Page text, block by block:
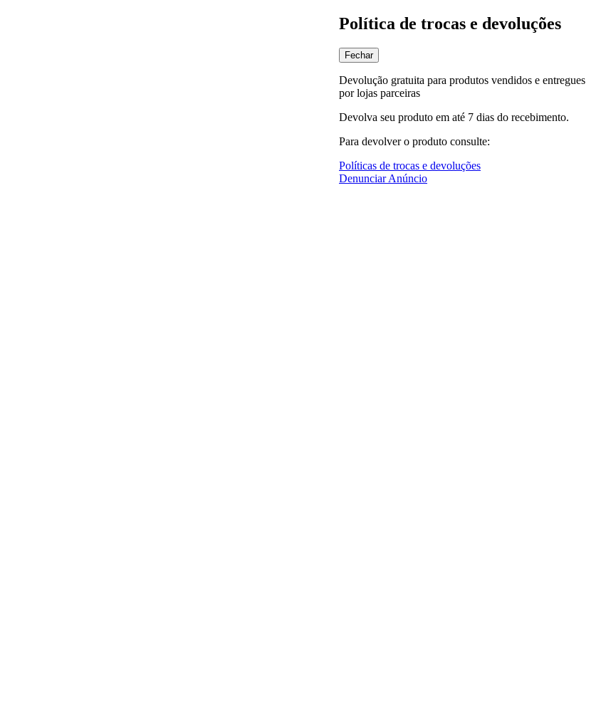
Política de trocas e devoluções
Fechar
Devolução gratuita para produtos vendidos e entregues
por lojas parceiras
Devolva seu produto em até 7 dias do recebimento.
Para devolver o produto consulte:
Políticas de trocas e devoluções
Denunciar Anúncio